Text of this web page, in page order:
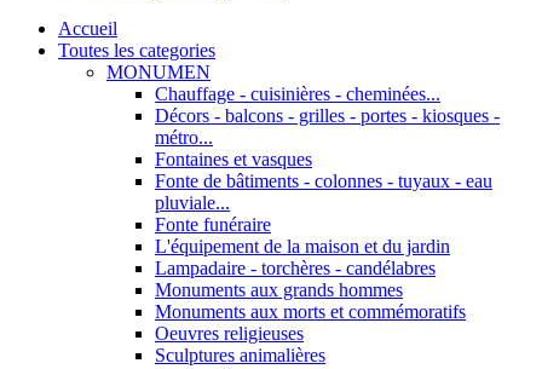
Accueil
Toutes les categories
MONUMEN
Chauffage - cuisinières - cheminées...
Décors - balcons - grilles - portes - kiosques -
métro...
Fontaines et vasques
Fonte de bâtiments - colonnes - tuyaux - eau
pluviale...
Fonte funéraire
L'équipement de la maison et du jardin
Lampadaire - torchères - candélabres
Monuments aux grands hommes
Monuments aux morts et commémoratifs
Oeuvres religieuses
Sculptures animalières